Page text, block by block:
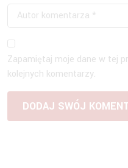
Zapamiętaj moje dane w tej
kolejnych komentarzy.